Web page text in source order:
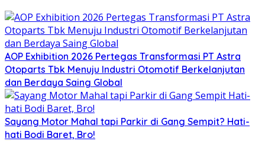
AOP Exhibition 2026 Pertegas Transformasi PT Astra
Otoparts Tbk Menuju Industri Otomotif Berkelanjutan
dan Berdaya Saing Global
Sayang Motor Mahal tapi Parkir di Gang Sempit? Hati-
hati Bodi Baret, Bro!